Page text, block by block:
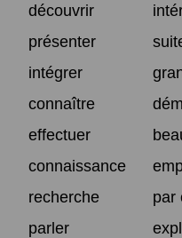
découvrir
présenter
intégrer
connaître
effectuer
connaissance
recherche
par
parler